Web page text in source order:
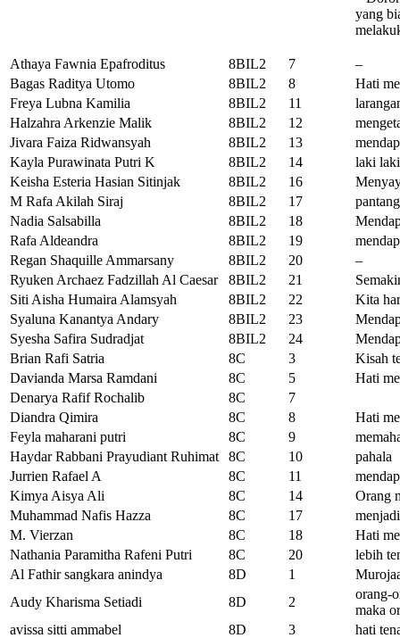
yang
Athaya Fawnia Epafroditus 8BIL2 7
–
Bagas Raditya Utomo
8BIL2 8
Hati
Freya Lubna Kamilia
8BIL2 11
Halzahra Arkenzie Malik
8BIL2 12
Jivara Faiza Ridwansyah
8BIL2 13
Kayla Purawinata Putri K
8BIL2 14
laki
Keisha Esteria Hasian Sitinjak
8BIL2 16
M Rafa Akilah Siraj
8BIL2 17
Nadia Salsabilla
8BIL2 18
Rafa Aldeandra
8BIL2 19
Regan Shaquille Ammarsany
8BIL2 20
–
Ryuken Archaez Fadzillah Al Caesar
8BIL2 21
Siti Aisha Humaira Alamsyah
8BIL2 22
Kita
Syaluna Kanantya Andary
8BIL2 23
Syesha Safira Sudradjat
8BIL2 24
Brian Rafi Satria
8C 3
Kisah
Davianda Marsa Ramdani
8C 5
Hati
Denarya Rafif Rochalib
8C
7
Diandra Qimira
8C 8
Hati
Feyla maharani putri
8C 9
Haydar Rabbani Prayudiant Ruhimat
8C 10
pahala
Jurrien Rafael A
8C 11
Kimya Aisya Ali
8C 14
Orang
Muhammad Nafis Hazza
8C 17
M. Vierzan
8C 18
Hati
Nathania Paramitha Rafeni Putri
8C 20
lebih
Al Fathir sangkara anindya
8D 1
Audy Kharisma Setiadi
8D 2
orang-
maka
avissa sitti ammabel
8D 3
hati